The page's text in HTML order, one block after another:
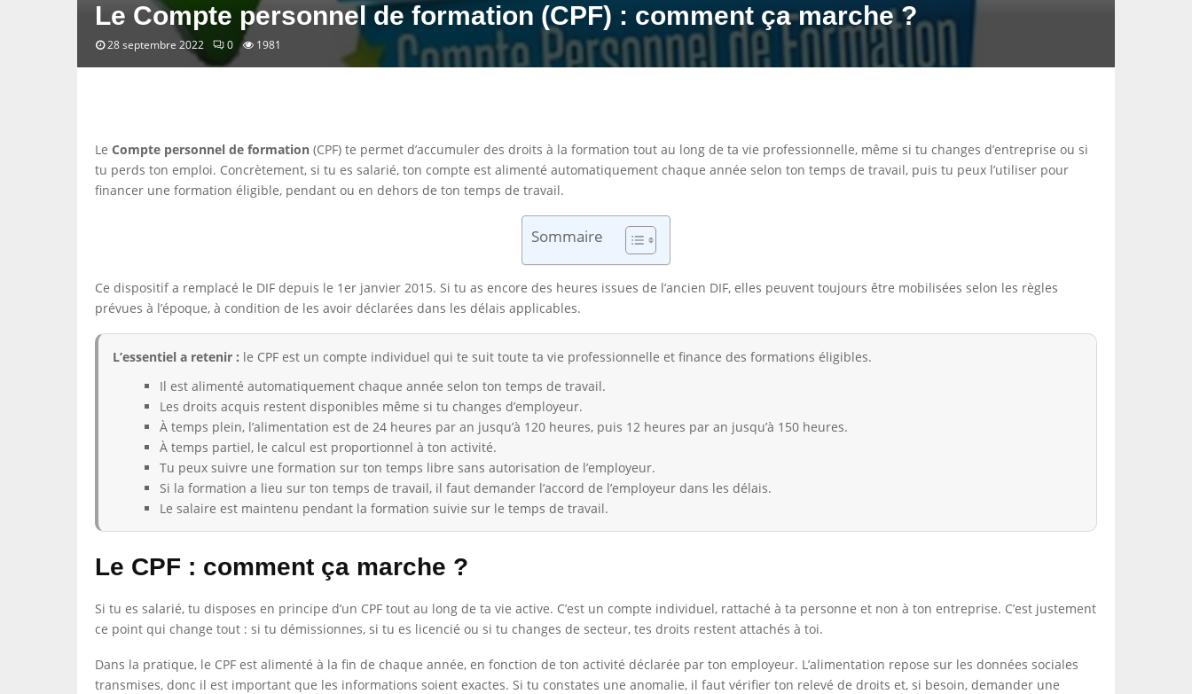
Le Compte personnel de formation (CPF) : comment ça marche ?
28 septembre 2022 0 1981
Le Compte personnel de formation (CPF) te permet d’accumuler des droits à la formation tout au long de ta vie professionnelle, même si tu changes d’entreprise ou si
tu perds ton emploi. Concrètement, si tu es salarié, ton compte est alimenté automatiquement chaque année selon ton temps de travail, puis tu peux l’utiliser pour
financer une formation éligible, pendant ou en dehors de ton temps de travail.
Sommaire
Ce dispositif a remplacé le DIF depuis le 1er janvier 2015. Si tu as encore des heures issues de l’ancien DIF, elles peuvent toujours être mobilisées selon les règles
prévues à l’époque, à condition de les avoir déclarées dans les délais applicables.
L’essentiel a retenir : le CPF est un compte individuel qui te suit toute ta vie professionnelle et finance des formations éligibles.
Il est alimenté automatiquement chaque année selon ton temps de travail.
Les droits acquis restent disponibles même si tu changes d’employeur.
À temps plein, l’alimentation est de 24 heures par an jusqu’à 120 heures, puis 12 heures par an jusqu’à 150 heures.
À temps partiel, le calcul est proportionnel à ton activité.
Tu peux suivre une formation sur ton temps libre sans autorisation de l’employeur.
Si la formation a lieu sur ton temps de travail, il faut demander l’accord de l’employeur dans les délais.
Le salaire est maintenu pendant la formation suivie sur le temps de travail.
Le CPF : comment ça marche ?
Si tu es salarié, tu disposes en principe d’un CPF tout au long de ta vie active. C’est un compte individuel, rattaché à ta personne et non à ton entreprise. C’est justement
ce point qui change tout : si tu démissionnes, si tu es licencié ou si tu changes de secteur, tes droits restent attachés à toi.
Dans la pratique, le CPF est alimenté à la fin de chaque année, en fonction de ton activité déclarée par ton employeur. L’alimentation repose sur les données sociales
transmises, donc il est important que les informations soient exactes. Si tu constates une anomalie, il faut vérifier ton relevé de droits et, si besoin, demander une